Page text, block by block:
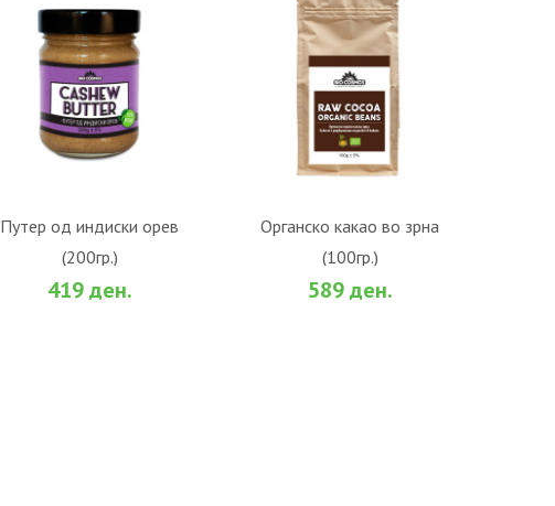
Путер од индиски орев
(200гр.)
419 ден.
ВО КОШНИЧКА
Во желби За споредба
Органско какао во зрна
(100гр.)
589 ден.
ВО КОШНИЧКА
Во желби За споредба